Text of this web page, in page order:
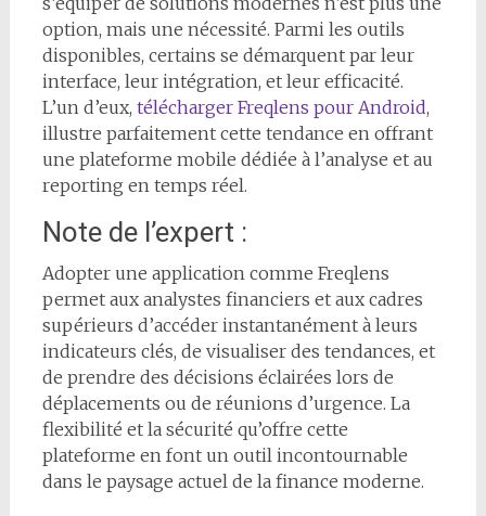
option, mais une nécessité. Parmi les outils
disponibles, certains se démarquent par leur
interface, leur intégration, et leur efficacité.
L’un d’eux, télécharger Freqlens pour Android,
illustre parfaitement cette tendance en offrant
une plateforme mobile dédiée à l’analyse et au
reporting en temps réel.
Note de l’expert :
Adopter une application comme Freqlens
permet aux analystes financiers et aux cadres
supérieurs d’accéder instantanément à leurs
indicateurs clés, de visualiser des tendances, et
de prendre des décisions éclairées lors de
déplacements ou de réunions d’urgence. La
flexibilité et la sécurité qu’offre cette
plateforme en font un outil incontournable
dans le paysage actuel de la finance moderne.